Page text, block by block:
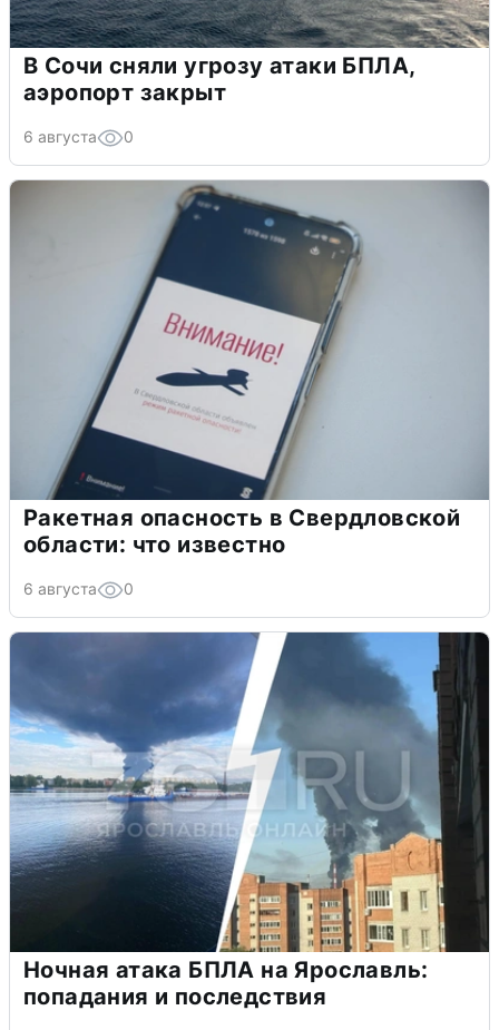
В Сочи сняли угрозу атаки БПЛА,
аэропорт закрыт
6 августа 0
Ракетная опасность в Свердловской
области: что известно
6 августа 0
Ночная атака БПЛА на Ярославль:
попадания и последствия